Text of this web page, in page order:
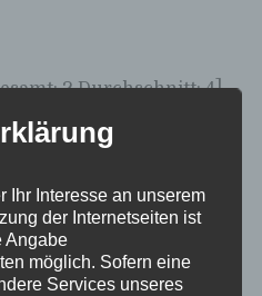
2Durchschnitt:4]
Ihr Interesse an unserem
der Internetseiten ist
Angabe
möglich. Sofern eine
Services unseres